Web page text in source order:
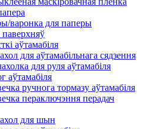
варонка для паперы
паверхняў
аўтамабіля
для аўтамабільнага сядзення
для руля аўтамабіля
аўтамабіля
ручнога тормазу аўтамабіля
пераключэння перадач
для шын